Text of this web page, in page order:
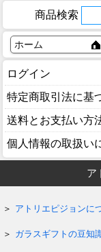
商品検索
ホーム
ログイン
特定商取引法に基
送料とお支払い方
個人情報の取扱い
ア
アトリエピジョンに
ガラスギフトの豆知